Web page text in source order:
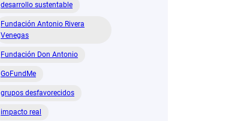
desarrollo sustentable
Fundación Antonio Rivera
Venegas
Fundación Don Antonio
GoFundMe
grupos desfavorecidos
impacto real